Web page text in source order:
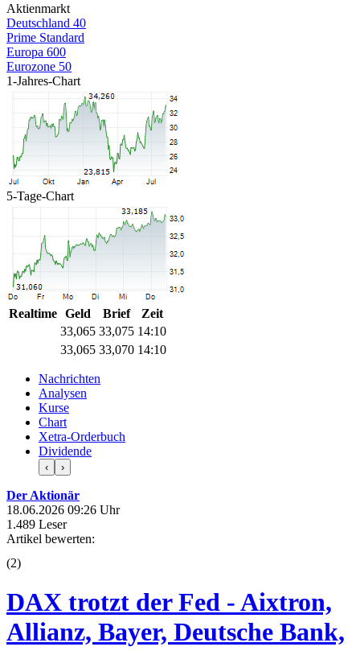
Aktienmarkt
Deutschland 40
Prime Standard
Europa 600
Eurozone 50
1-Jahres-Chart
5-Tage-Chart
Realtime Geld Brief
Zeit
33,065 33,075 14:10
33,065 33,070 14:10
Nachrichten
Analysen
Kurse
Chart
Xetra-Orderbuch
Dividende
‹ ›
Der Aktionär
18.06.2026 09:26 Uhr
1.489 Leser
Artikel bewerten:
(2)
DAX trotzt der Fed - Aixtron,
Allianz, Bayer, Deutsche Bank,